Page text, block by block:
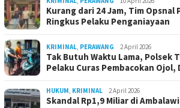
Kurang dari 24 Jam, Tim Opsnal
Ringkus Pelaku Penganiayaan
KRIMINAL, PERAWANG 2 April 2026
Tak Butuh Waktu Lama, Polsek
Pelaku Curas Pembacokan Ojol,
HUKUM, KRIMINAL 2 April 2026
Skandal Rp1,9 Miliar di